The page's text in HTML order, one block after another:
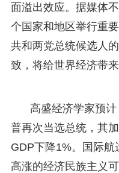
面溢出效应。据媒体
个国家和地区举行重
共和两党总统候选人
致，将给世界经济带来
高盛经济学家预
普再次当选总统，其
GDP下降1%。国际
高涨的经济民族主义